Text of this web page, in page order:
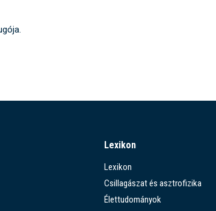
Lexikon
Lexikon
Csillagászat és asztrofizika
Élettudományok